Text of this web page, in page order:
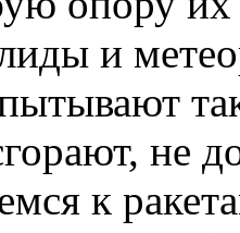
и
не
к